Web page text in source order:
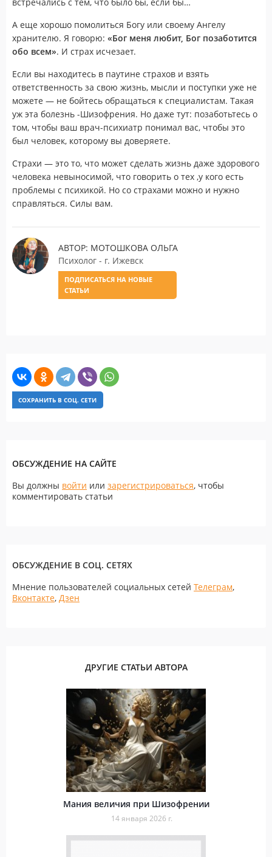
А еще хорошо помолиться Богу или своему Ангелу
хранителю. Я говорю: «Бог меня любит, Бог позаботится
обо всем». И страх исчезает.
Если вы находитесь в паутине страхов и взять
ответственность за свою жизнь, мысли и поступки уже не
можете — не бойтесь обращаться к специалистам. Такая
уж эта болезнь -Шизофрения. Но даже тут: позаботьтесь о
том, чтобы ваш врач-психиатр понимал вас, чтобы это
был человек, которому вы доверяете.
Страхи — это то, что может сделать жизнь даже здорового
человека невыносимой, что говорить о тех ,у кого есть
проблемы с психикой. Но со страхами можно и нужно
справляться. Силы вам.
АВТОР: МОТОШКОВА ОЛЬГА
Психолог - г. Ижевск
ПОДПИСАТЬСЯ НА НОВЫЕ
СТАТЬИ
СОХРАНИТЬ В СОЦ. СЕТИ
ОБСУЖДЕНИЕ НА САЙТЕ
Вы должны войти или зарегистрироваться, чтобы
комментировать статьи
ОБСУЖДЕНИЕ В СОЦ. СЕТЯХ
Мнение пользователей социальных сетей Телеграм,
Вконтакте, Дзен
ДРУГИЕ СТАТЬИ АВТОРА
Мания величия при Шизофрении
14 января 2026 г.